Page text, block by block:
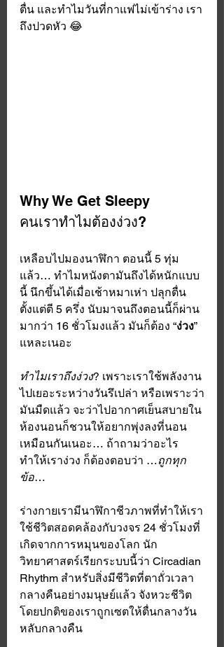
ตื่น และทำไมวันที่กาแฟไม่เข้าร่าง เรา
ถึงปวดหัว 😂
Why We Get Sleepy
คนเราทำไมต้องง่วง?
เหลือบไปมองนาฬิกา ตอนนี้ 5 ทุ่ม
แล้ว… ทำไมหนังตามันถึงได้หนักแบบ
นี้ นึกขึ้นได้เมื่อเช้าหมาเห่า ปลุกตื่น
ตั้งแต่ตี 5 ครึ่ง นับมาจนถึงตอนนี้ก็ผ่าน
มากว่า 16 ชั่วโมงแล้ว มันก็ต้อง “ง่วง”
แหละเนอะ
ทำไมเราถึงง่วง? เพราะเราใช้พลังงาน
ไปเยอะระหว่างวันรึเปล่า หรือเพราะว่า
มันมืดแล้ว จะว่าไปอากาศเย็นสบายใน
ห้องนอนก็ชวนให้อยากพุ่งลงที่นอน
เหมือนกันเนอะ… ถ้าถามว่าอะไร
ทำให้เราง่วง ก็ต้องตอบว่า …ถูกทุก
ข้อ…
ร่างกายเรามีนาฬิกาชีวภาพที่ทำให้เรา
ใช้ชีวิตสอดคล้องกับวงจร 24 ชั่วโมงที่
เกิดจากการหมุนของโลก นัก
วิทยาศาสตร์เรียกระบบนี้ว่า Circadian
Rhythm สำหรับสิ่งมีชีวิตที่ตาถั่วเวลา
กลางคืนอย่างมนุษย์แล้ว จังหวะชีวิต
โดยปกติของเราถูกเซตให้ตื่นกลางวัน
หลับกลางคืน